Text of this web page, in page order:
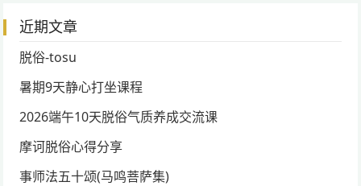
近期文章
脱俗-tosu
暑期9天静心打坐课程
2026端午10天脱俗气质养成交流课
摩诃脱俗心得分享
事师法五十颂(马鸣菩萨集)